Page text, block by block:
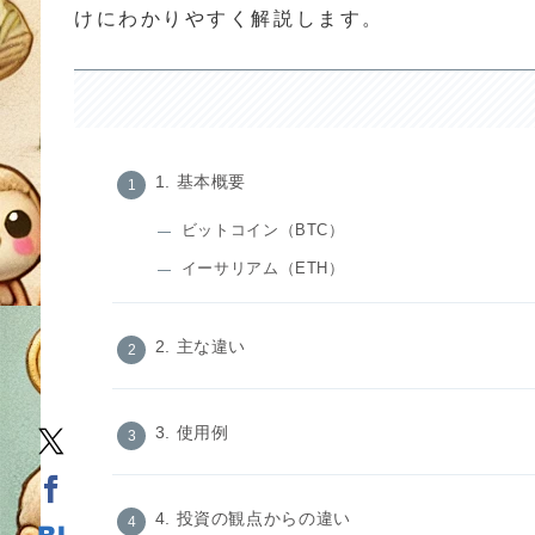
けにわかりやすく解説します。
1. 基本概要
ビットコイン（BTC）
イーサリアム（ETH）
2. 主な違い
3. 使用例
4. 投資の観点からの違い